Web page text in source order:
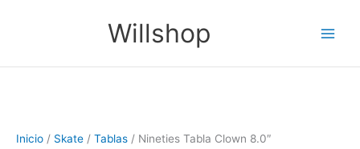
Willshop
Inicio / Skate / Tablas / Nineties Tabla Clown 8.0″